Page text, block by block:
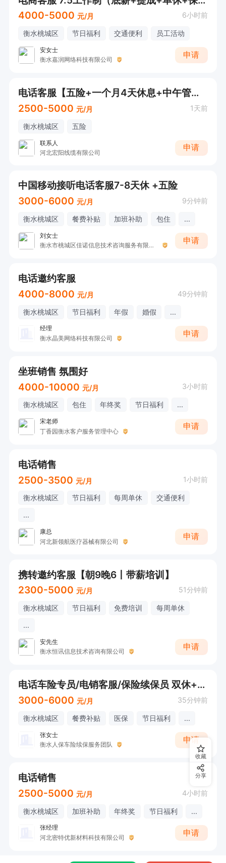
4000-5000 元/月 6小时前
衡水桃城区 节日福利 交通便利 员工活动
安女士
衡水嘉润网络科技有限公司
申请
电话客服【五险+一个月4天休息+中午管饭】
2500-5000 元/月 1天前
衡水桃城区 五险
联系人
河北宏阳线缆有限公司
申请
中国移动接听电话客服7-8天休 +五险
3000-6000 元/月 9分钟前
衡水桃城区 餐费补贴 加班补助 包住 ...
刘女士
衡水市桃城区佳诺信息技术咨询服务有限公司
申请
电话邀约客服
4000-8000 元/月 49分钟前
衡水桃城区 节日福利 年假 婚假 ...
经理
衡水晶美网络科技有限公司
申请
坐班销售 氛围好
4000-10000 元/月 3小时前
衡水桃城区 包住 年终奖 节日福利 ...
宋老师
丁香园衡水客户服务管理中心
申请
电话销售
2500-3500 元/月 1小时前
衡水桃城区 节日福利 每周单休
交通便利
...
康总
河北新领航医疗器械有限公司
申请
携转邀约客服【朝9晚6丨带薪培训】
2300-5000 元/月 51分钟前
衡水桃城区 节日福利 免费培训
每周单休
...
安先生
衡水恒讯信息技术咨询有限公司
申请
电话车险专员/电销客服/保险续保员 双休+五险+绩效奖励
3000-6000 元/月 35分钟前
衡水桃城区 餐费补贴 医保 节日福利 ...
张女士
衡水人保车险续保服务团队
申请
电话销售
2500-5000 元/月 4小时前
衡水桃城区 加班补助 年终奖 节日福利 ...
张经理
河北密特优新材料科技有限公司
申请
收藏
分享